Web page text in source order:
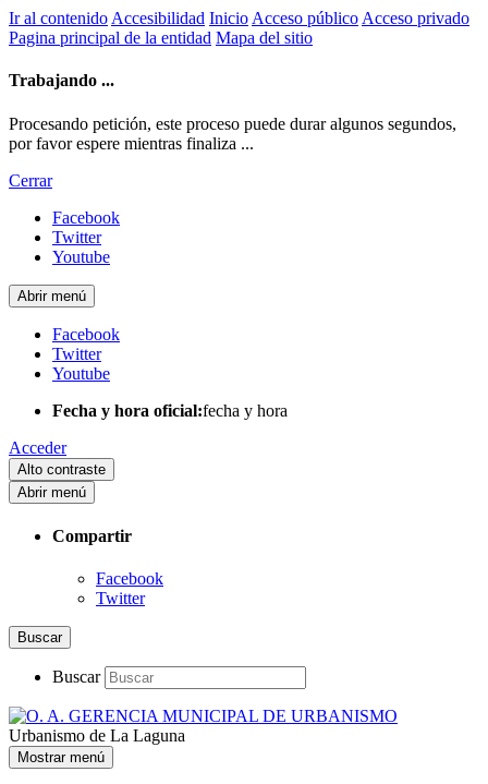
Ir al contenido Accesibilidad Inicio Acceso público Acceso privado
Pagina principal de la entidad Mapa del sitio
Trabajando ...
Procesando petición, este proceso puede durar algunos segundos,
por favor espere mientras finaliza ...
Cerrar
Facebook
Twitter
Youtube
Abrir menú
Facebook
Twitter
Youtube
Fecha y hora oficial:fecha y hora
Acceder
Alto contraste
Abrir menú
Compartir
Facebook
Twitter
Buscar
Buscar
Urbanismo de La Laguna
Mostrar menú